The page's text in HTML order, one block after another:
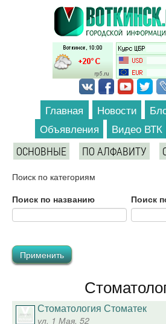
Перейти к основному содержанию
Главная Новости
Объявления
Видео ВТК
ОСНОВНЫЕ ПО АЛФАВИТУ
Поиск по категориям
Поиск по названию
Поиск
Стоматология Стоматек
ул. 1 Мая, 52